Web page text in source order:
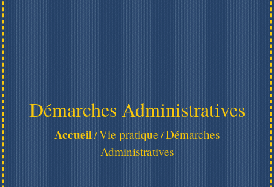
Démarches Administratives
Accueil/Vie pratique /Démarches
Administratives